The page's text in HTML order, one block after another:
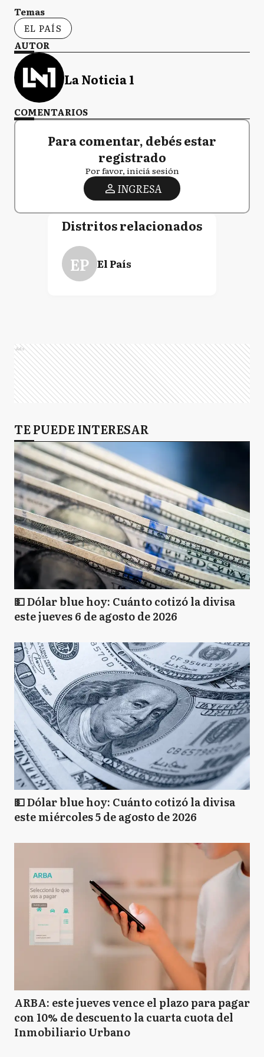
Temas
EL PAÍS
AUTOR
La Noticia 1
COMENTARIOS
Para comentar, debés estar
registrado
Por favor, iniciá sesión
INGRESA
Distritos relacionados
EP El País
Ads
TE PUEDE INTERESAR
💵 Dólar blue hoy: Cuánto cotizó la divisa
este jueves 6 de agosto de 2026
💵 Dólar blue hoy: Cuánto cotizó la divisa
este miércoles 5 de agosto de 2026
ARBA: este jueves vence el plazo para pagar
con 10% de descuento la cuarta cuota del
Inmobiliario Urbano